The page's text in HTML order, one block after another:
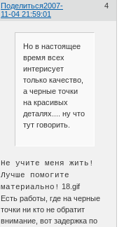
Поделиться 4
2007-
11-04 21:59:01
Но в настоящее
время всех
интерисует
только качество,
а черные точки
на красивых
деталях.... ну что
тут говорить.
Не учите меня жить!
Лучше помогите
материально! 18.gif
Есть работы, где на черные
точки ни кто не обратит
внимание, вот задержка по